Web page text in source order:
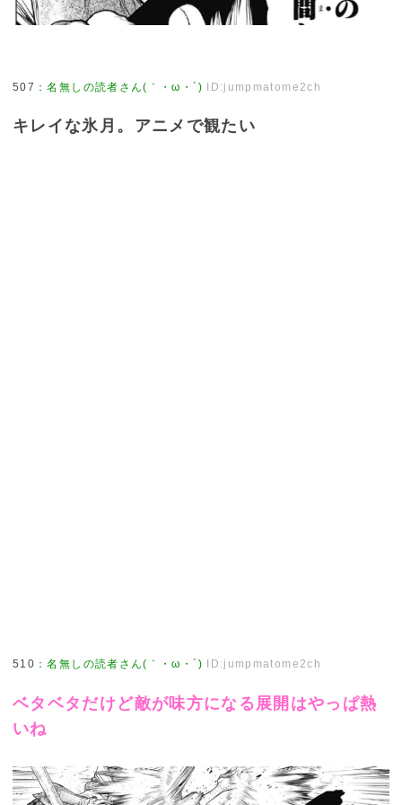
507 ：名無しの読者さん(｀・ω・´) ID:jumpmatome2ch
キレイな氷月。アニメで観たい
510 ：名無しの読者さん(｀・ω・´) ID:jumpmatome2ch
ベタベタだけど敵が味方になる展開はやっぱ熱
いね